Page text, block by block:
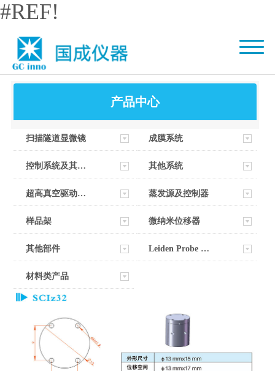
#REF!
产品中心
扫描隧道显微镜 成膜系统
控制系统及其软件 其他系统
超高真空驱动器部件 蒸发源及控制器
样品架 微纳米位移器
其他部件 Leiden Probe Microscopy
材料类产品